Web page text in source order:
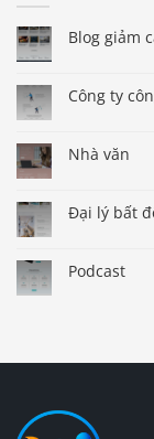
Blog giảm
Công ty
Nhà văn
Đại lý bất
Podcast